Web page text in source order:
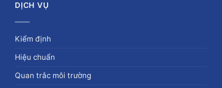
DỊCH VỤ
Kiểm định
Hiệu chuẩn
Quan trắc môi trường